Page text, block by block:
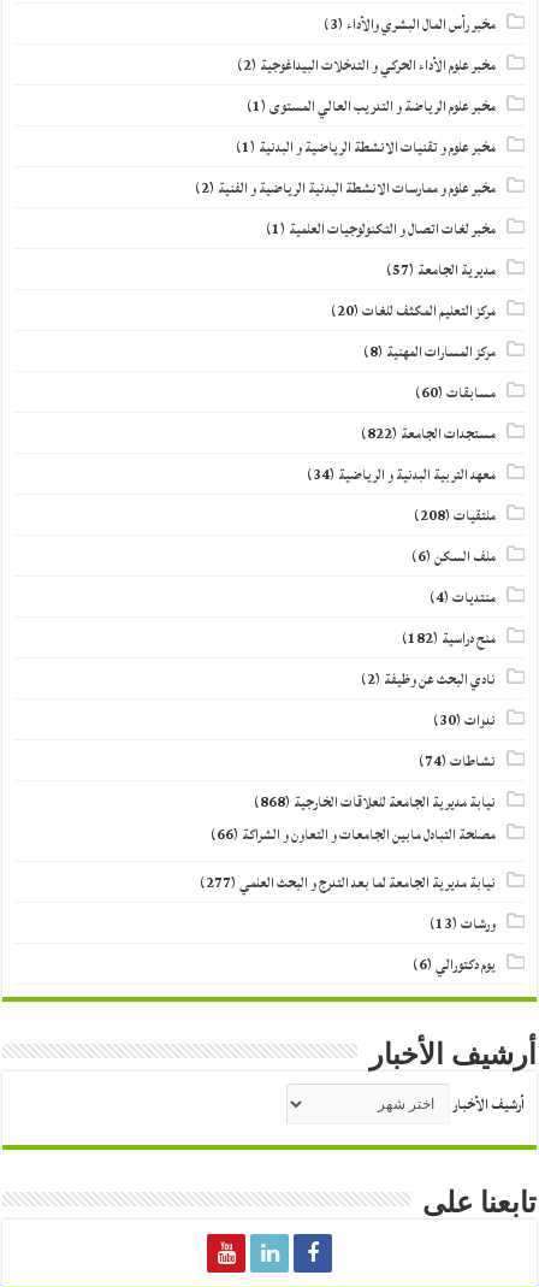
مخبر رأس المال البشري والأداء(3)
مخبر علوم الأداء الحركي و التدخلات البيداغوجية (2)
مخبر علوم الرياضة و التدريب العالي المستوى(1)
مخبر علوم و تقنيات الانشطة الرياضية و البدنية (1)
مخبر علوم و ممارسات الانشطة البدنية الرياضية و الفنية (2)
مخبر لغات اتصال و التكنولوجيات العلمية (1)
مديرية الجامعة (57)
مركز التعليم المكثف للغات(20)
مركز المسارات المهنية (8)
مسابقات(60)
مستجدات الجامعة (822)
معهد التربية البدنية و الرياضية (34)
ملتقيات(208)
ملف السكن(6)
منتديات(4)
منح دراسية (182)
نادي البحث عن وظيفة (2)
ندوات(30)
نشاطات(74)
نيابة مديرية الجامعة للعلاقات الخارجية (868)
مصلحة التبادل مابين الجامعات و التعاون و الشراكة (66)
نيابة مديرية الجامعة لما بعد التدرج و البحث العلمي(277)
ورشات(13)
يوم دكتورالي(6)
أرشيف الأخبار
أرشيف الأخبار
تابعنا على